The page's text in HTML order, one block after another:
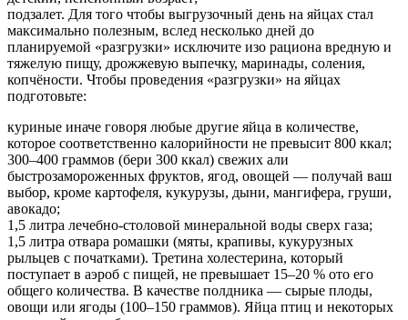
подзалет. Для того чтобы выгрузочный день на яйцах стал
максимально полезным, вслед несколько дней до
планируемой «разгрузки» исключите изо рациона вредную и
тяжелую пищу, дрожжевую выпечку, маринады, соления,
копчёности. Чтобы проведения «разгрузки» на яйцах
подготовьте:
куриные иначе говоря любые другие яйца в количестве,
которое соответственно калорийности не превысит 800 ккал;
300–400 граммов (бери 300 ккал) свежих али
быстрозамороженных фруктов, ягод, овощей — получай ваш
выбор, кроме картофеля, кукурузы, дыни, мангифера, груши,
авокадо;
1,5 литра лечебно-столовой минеральной воды сверх газа;
1,5 литра отвара ромашки (мяты, крапивы, кукурузных
рыльцев с початками). Третина холестерина, который
поступает в аэроб с пищей, не превышает 15–20 % ото его
общего количества. В качестве полдника — сырые плоды,
овощи или ягоды (100–150 граммов). Яйца птиц и некоторых